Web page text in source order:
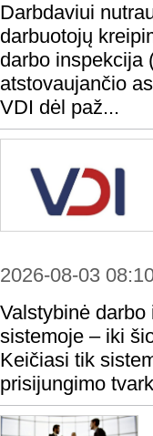
Darbdaviui
darbuotojų
darbo inspekcija
atstovaujančio
VDI dėl paž...
2026-08-03
Valstybinė
sistemoje – iki
Keičiasi tik
prisijungimo